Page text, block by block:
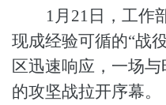
1月21日，工作
现成经验可循的“战
区迅速响应，一场
的攻坚战拉开序幕。